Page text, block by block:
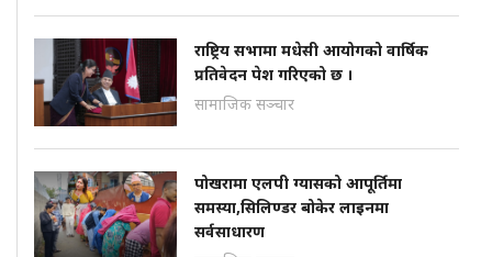
राष्ट्रिय सभामा मधेसी आयोगको वार्षिक
प्रतिवेदन पेश गरिएको छ ।
सामाजिक सञ्चार
पोखरामा एलपी ग्यासको आपूर्तिमा
समस्या,सिलिण्डर बोकेर लाइनमा
सर्वसाधारण